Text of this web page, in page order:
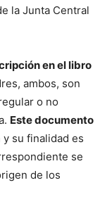
la Junta Central
en el libro
ambos, son
o no
Este documento
y su finalidad es
se
de los